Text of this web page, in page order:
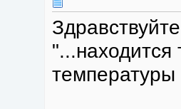
"...находится
температуры